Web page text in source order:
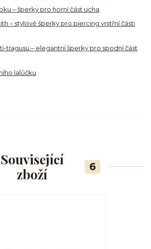
– šperky pro horní část ucha
– stylové šperky pro piercing vnitřní části
tragusu – elegantní šperky pro spodní část
lalůčku
Související
zboží
6